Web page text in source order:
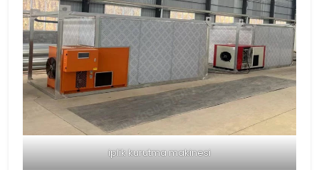
iplik kurutma makinesi